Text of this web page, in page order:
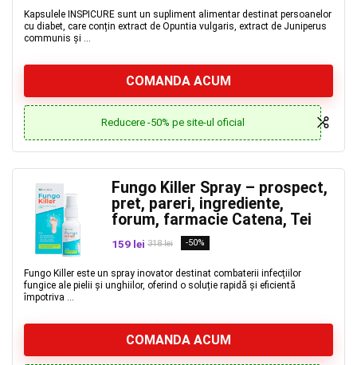
Kapsulele INSPICURE sunt un supliment alimentar destinat persoanelor
cu diabet, care conțin extract de Opuntia vulgaris, extract de Juniperus
communis și ...
COMANDA ACUM
Reducere -50% pe site-ul oficial
Fungo Killer Spray – prospect,
pret, pareri, ingrediente,
forum, farmacie Catena, Tei
159 lei 318 lei -50%
Fungo Killer este un spray inovator destinat combaterii infecțiilor
fungice ale pielii și unghiilor, oferind o soluție rapidă și eficientă
împotriva ...
COMANDA ACUM